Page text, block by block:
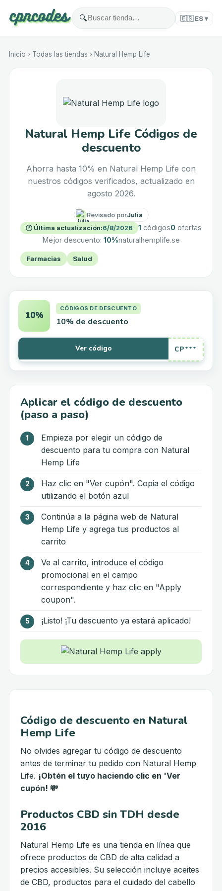
🔍 🇪🇸 ES▾
Inicio › Todas las tiendas › Natural Hemp Life
Natural Hemp Life Códigos de
descuento
Ahorra hasta 10% en Natural Hemp Life con
nuestros códigos verificados, actualizado en
agosto 2026.
Revisado porJulia
🕐 Última actualización:6/8/2026 1 códigos0 ofertas
Mejor descuento: 10%naturalhemplife.se
Farmacias Salud
10%
CÓDIGOS DE DESCUENTO
10% de descuento
Ver código CP***
Aplicar el código de descuento
(paso a paso)
Empieza por elegir un código de
descuento para tu compra con Natural
Hemp Life
Haz clic en "Ver cupón". Copia el código
utilizando el botón azul
Continúa a la página web de Natural
Hemp Life y agrega tus productos al
carrito
Ve al carrito, introduce el código
promocional en el campo
correspondiente y haz clic en "Apply
coupon".
¡Listo! ¡Tu descuento ya estará aplicado!
Código de descuento en Natural
Hemp Life
No olvides agregar tu código de descuento
antes de terminar tu pedido con Natural Hemp
Life. ¡Obtén el tuyo haciendo clic en 'Ver
cupón! 💸
Productos CBD sin TDH desde
2016
Natural Hemp Life es una tienda en línea que
ofrece productos de CBD de alta calidad a
precios accesibles. Su selección incluye aceites
de CBD, productos para el cuidado del cabello